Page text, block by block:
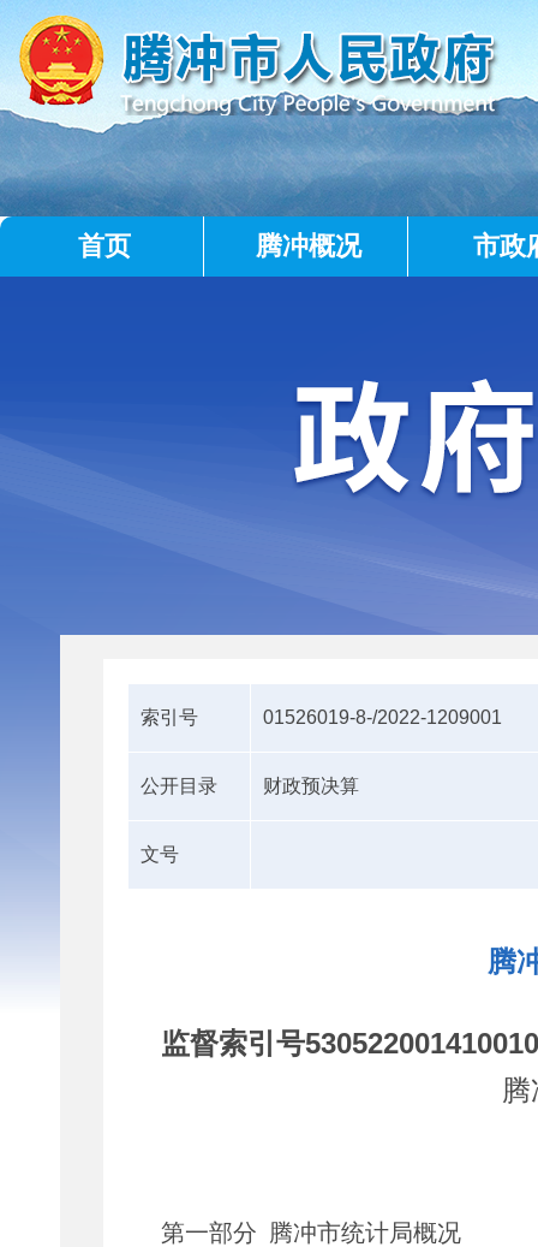
首页 腾冲概况 市政
索引号 01526019-8-/2022-1209001
公开目录 财政预决算
文号
腾
监督索引号
第一部分 腾冲市统计局概况